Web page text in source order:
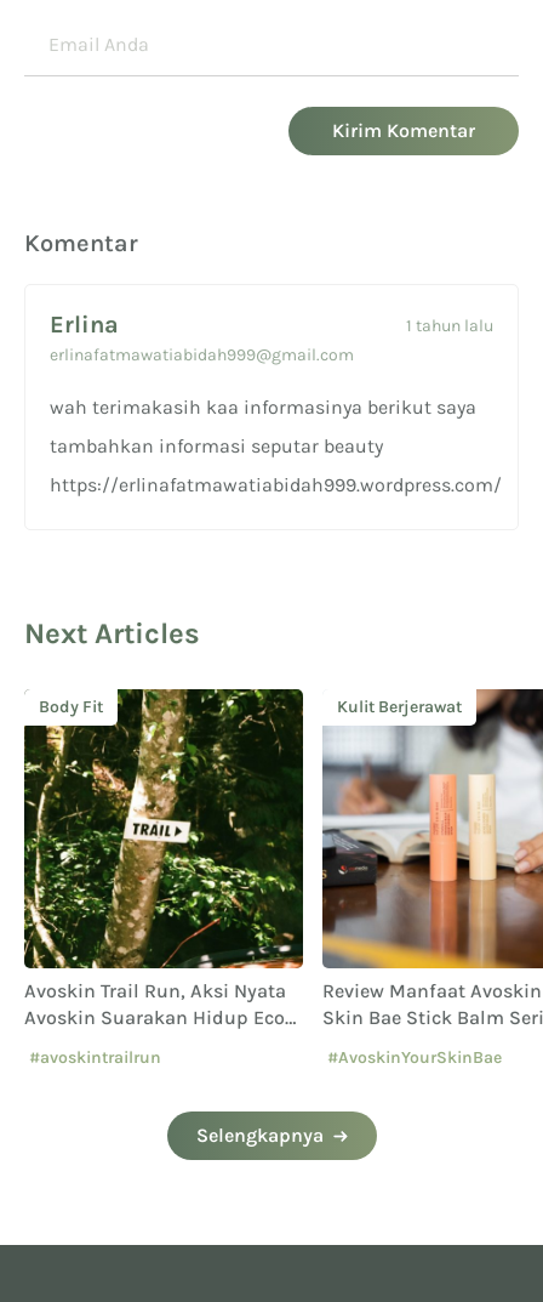
Kirim Komentar
Komentar
Erlina
erlinafatmawatiabidah999@gmail.com
1 tahun lalu
wah terimakasih kaa informasinya berikut saya
tambahkan informasi seputar beauty
https://erlinafatmawatiabidah999.wordpress.com/
Next Articles
Body Fit
Avoskin Trail Run, Aksi Nyata
Avoskin Suarakan Hidup Eco
#avoskintrailrun
Kulit Berjerawat
Review Manfaat
Skin Bae Stick Balm
#AvoskinYourSkinBae
Selengkapnya